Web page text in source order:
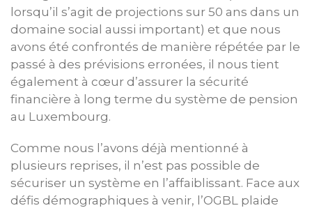
lorsqu’il s’agit de projections sur 50 ans dans un
domaine social aussi important) et que nous
avons été confrontés de manière répétée par le
passé à des prévisions erronées, il nous tient
également à cœur d’assurer la sécurité
financière à long terme du système de pension
au Luxembourg.
Comme nous l’avons déjà mentionné à
plusieurs reprises, il n’est pas possible de
sécuriser un système en l’affaiblissant. Face aux
défis démographiques à venir, l’OGBL plaide